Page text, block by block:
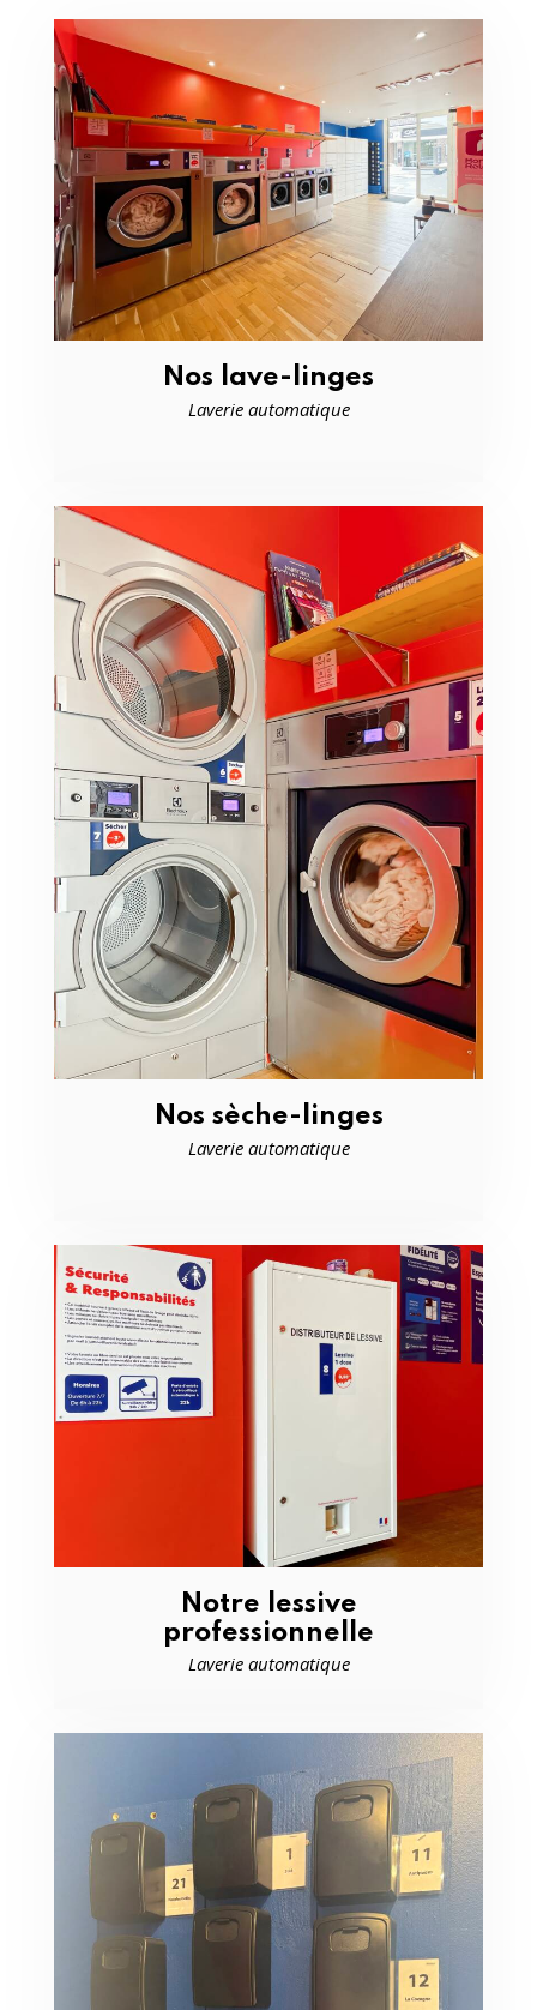
Nos lave-linges
Laverie automatique
Nos sèche-linges
Laverie automatique
Notre lessive
professionnelle
Laverie automatique